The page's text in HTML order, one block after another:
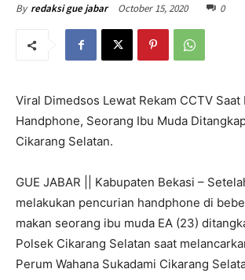
By redaksi gue jabar October 15, 2020 0
Viral Dimedsos Lewat Rekam CCTV Saat
Handphone, Seorang Ibu Muda
Cikarang Selatan.
GUE JABAR || Kabupaten Bekasi –
melakukan pencurian handphone di
makan seorang ibu muda EA (23)
Polsek Cikarang Selatan saat
Perum Wahana Sukadami Cikarang